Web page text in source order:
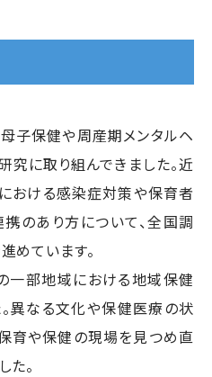
子保健や周産期メンタルヘ
究に取り組んできました。近
おける感染症対策や保育者
のあり方について、全国調
めています。
一部地域における地域保健
異なる文化や保健医療の状
育や保健の現場を見つめ直
た。